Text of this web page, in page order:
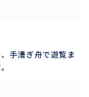
Limousine車利
ンバス利用と
手漕ぎ舟で遊覧ま